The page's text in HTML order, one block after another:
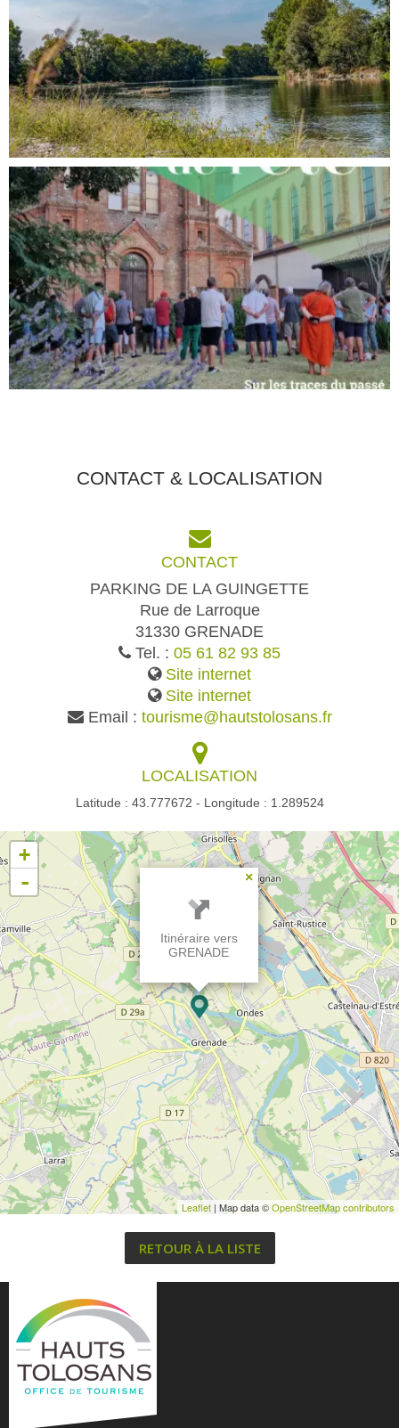
CONTACT & LOCALISATION
CONTACT
PARKING DE LA GUINGETTE
Rue de Larroque
31330 GRENADE
Tel. : 05 61 82 93 85
Site internet
Site internet
Email : tourisme@hautstolosans.fr
LOCALISATION
Latitude : 43.777672 - Longitude : 1.289524
×
Itinéraire vers
GRENADE
+
-
Leaflet | Map data ©OpenStreetMap contributors
RETOUR À LA LISTE